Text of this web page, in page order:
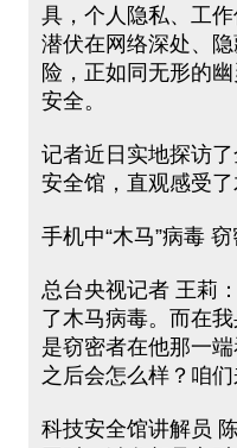
具，个人隐私、工
潜伏在网络深处、
险，正如同无形的
安全。
记者近日实地探访
安全馆，直观感受了
手机中“木马”病毒
总台央视记者 王莉
了木马病毒。而在
是窃密者在他那一
之后会怎么样？咱们
科技安全馆讲解员